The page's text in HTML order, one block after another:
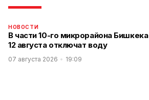
НОВОСТИ
В части 10-го микрорайона Бишкека
12 августа отключат воду
07 августа 2026 19:09